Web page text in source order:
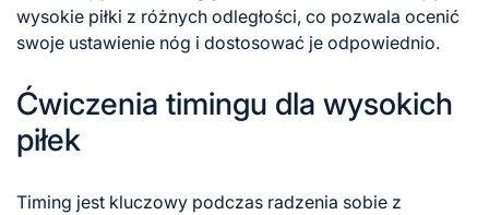
wysokie piłki z różnych odległości, co pozwala ocenić
swoje ustawienie nóg i dostosować je odpowiednio.
Ćwiczenia timingu dla wysokich
piłek
Timing jest kluczowy podczas radzenia sobie z